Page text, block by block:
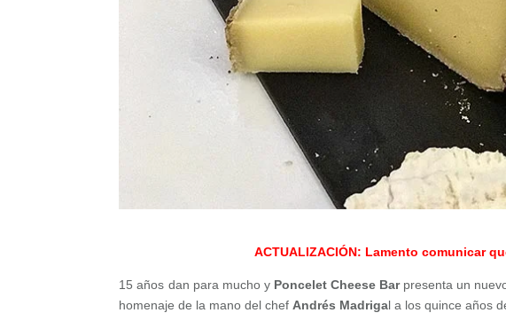
ACTUALIZACIÓN: Lamento comunicar
15 años dan para mucho y Poncelet Cheese Barpresenta un
homenaje de la mano del chef Andrés Madrigal a los quince años